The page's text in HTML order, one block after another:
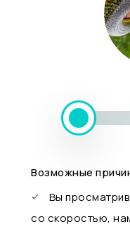
Возможные
Вы
со скоростью,